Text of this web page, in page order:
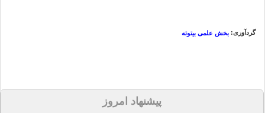
گردآوری: بخش علمی بیتوته
پیشنهاد امروز